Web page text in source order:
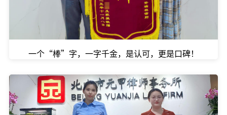
一个“棒”字，一字千金，是认可，更是口碑！